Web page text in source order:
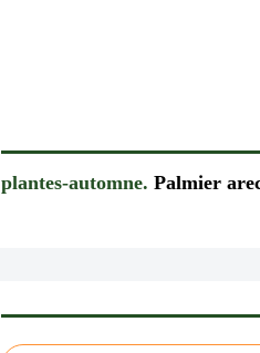
plantes-automne. Palmier